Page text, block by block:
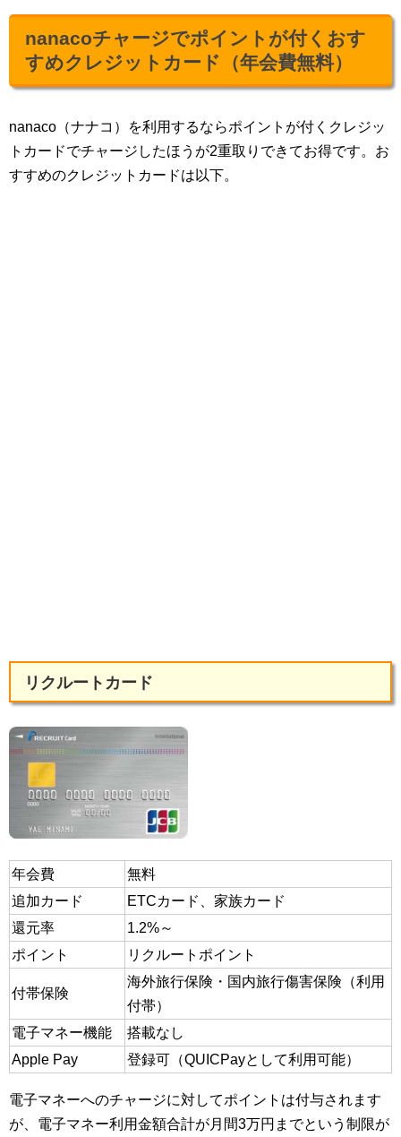
nanacoチャージでポイントが付くおす
すめクレジットカード（年会費無料）
nanaco（ナナコ）を利用するならポイントが付くクレジッ
トカードでチャージしたほうが2重取りできてお得です。お
すすめのクレジットカードは以下。
リクルートカード
年会費
無料
追加カード
ETCカード、家族カード
還元率
1.2%～
ポイント
リクルートポイント
付帯保険
海外旅行保険・国内旅行傷害保険（利用
付帯）
電子マネー機能
搭載なし
Apple Pay
登録可（QUICPayとして利用可能）
電子マネーへのチャージに対してポイントは付与されます
が、電子マネー利用金額合計が月間3万円までという制限が